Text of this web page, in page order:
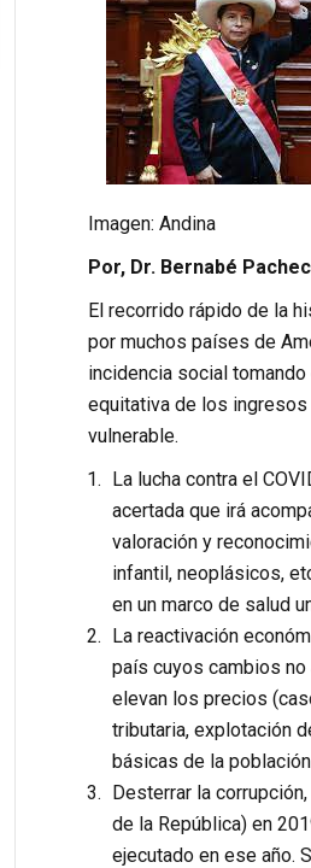
Imagen: Andina
Por, Dr. Bernabé
El recorrido rápido de la
por muchos países de
incidencia social
equitativa de los ingresos
vulnerable.
La lucha contra el
acertada que irá
valoración y
infantil, neoplásicos,
en un marco de salud
La reactivación
país cuyos cambios
elevan los precios
tributaria, explotación
básicas de la
Desterrar la
de la República) en
ejecutado en ese año.